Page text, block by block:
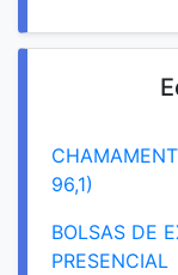
96,1)
BOLSAS DE
PRESENCIAL